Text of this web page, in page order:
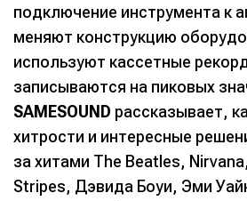
подключение инструмента к
меняют конструкцию
используют кассетные
записываются на пиковых
SAMESOUND рассказывает,
хитрости и интересные
за хитами The Beatles,
Stripes, Дэвида Боуи, Эми